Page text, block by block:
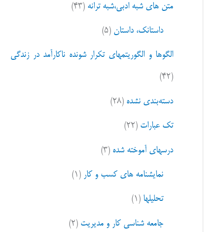
متن های شبه ادبی،شبه ترانه (۴۳)
داستانک، داستان (۵)
الگوها و الگوریتمهای تکرار شونده ناکارآمد در زندگی
(۴۲)
دسته‌بندی نشده (۲۸)
تک عبارات (۲۲)
درسهای آموخته شده (۳)
نمایشنامه های کسب و کار (۱)
تحلیلها (۱)
جامعه شناسی کار و مدیریت (۲)